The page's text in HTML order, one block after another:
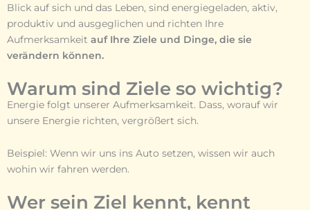
Blick auf sich und das Leben, sind energiegeladen, aktiv,
produktiv und ausgeglichen und richten Ihre
Aufmerksamkeit auf Ihre Ziele und Dinge, die sie
verändern können.
Warum sind Ziele so wichtig?
Energie folgt unserer Aufmerksamkeit. Dass, worauf wir
unsere Energie richten, vergrößert sich.
Beispiel: Wenn wir uns ins Auto setzen, wissen wir auch
wohin wir fahren werden.
Wer sein Ziel kennt, kennt